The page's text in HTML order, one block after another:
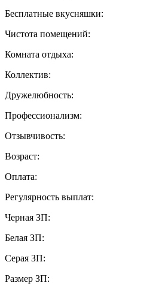
Бесплатные вкусняшки:
Чистота помещений:
Комната отдыха:
Коллектив:
Дружелюбность:
Профессионализм:
Отзывчивость:
Возраст:
Оплата:
Регулярность выплат:
Черная ЗП:
Белая ЗП:
Серая ЗП:
Размер ЗП: